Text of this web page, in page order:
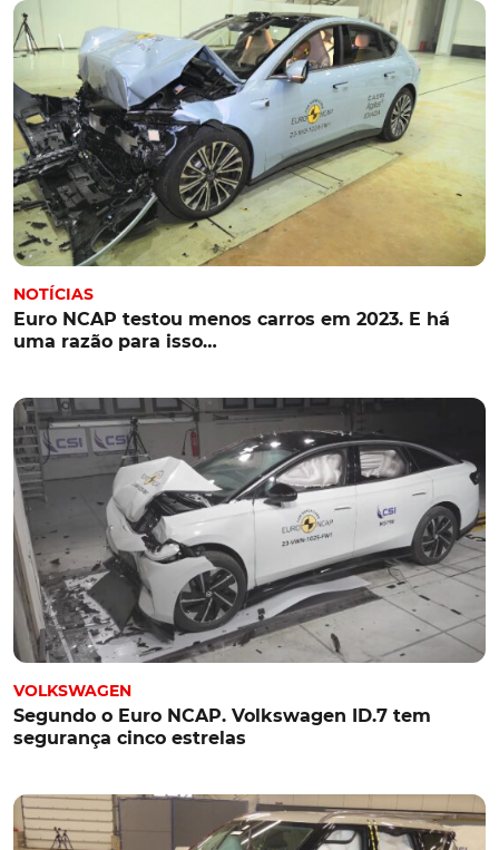
NOTÍCIAS
Euro NCAP testou menos carros em 2023. E há
uma razão para isso…
VOLKSWAGEN
Segundo o Euro NCAP. Volkswagen ID.7 tem
segurança cinco estrelas